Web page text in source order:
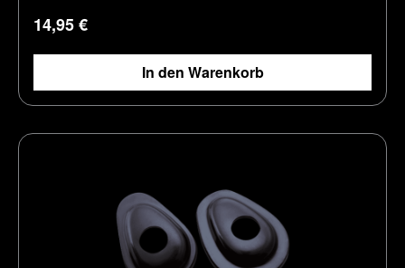
Regulärer Preis:
14,95 €
In den Warenkorb